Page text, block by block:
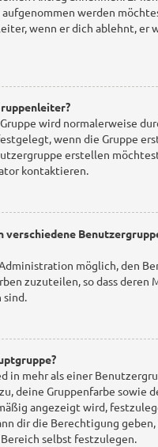
aufgenommen werden
wenn er dich ablehnt, er
wird normalerweise
wenn die Gruppe
erstellen
kontaktieren.
verschiedene
möglich, den
zuzuteilen, so dass
in mehr als einer
deine Gruppenfarbe sowie
angezeigt wird,
dir die Berechtigung
selbst festzulegen.